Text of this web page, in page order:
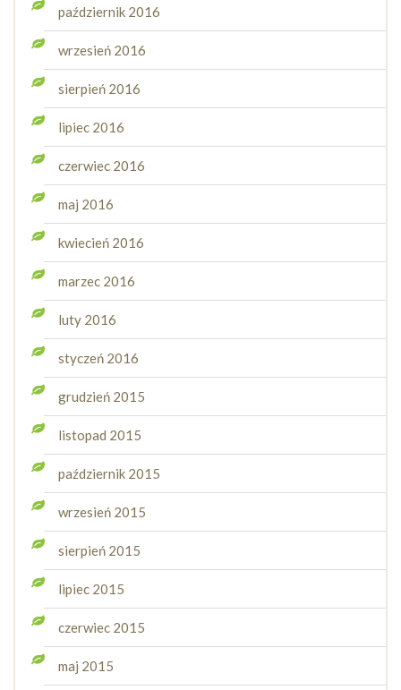
październik 2016
wrzesień 2016
sierpień 2016
lipiec 2016
czerwiec 2016
maj 2016
kwiecień 2016
marzec 2016
luty 2016
styczeń 2016
grudzień 2015
listopad 2015
październik 2015
wrzesień 2015
sierpień 2015
lipiec 2015
czerwiec 2015
maj 2015